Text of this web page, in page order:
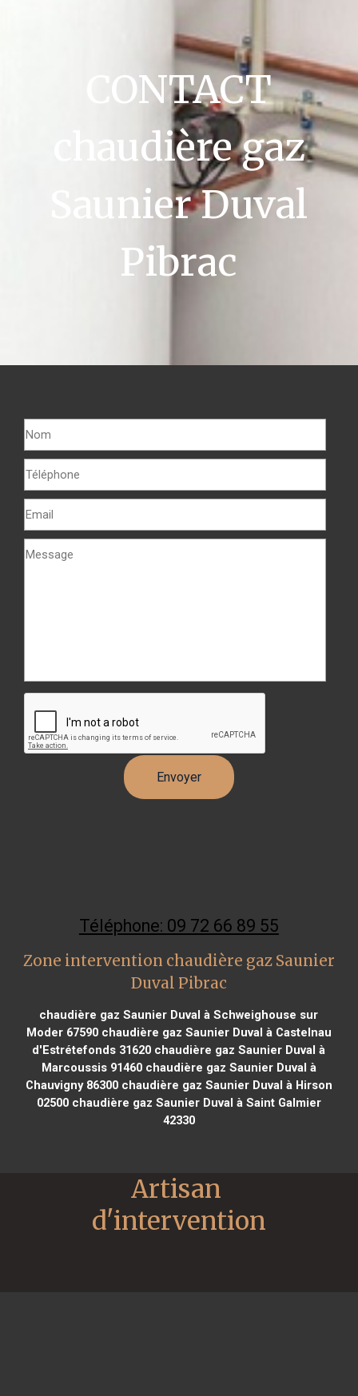
CONTACT
chaudière gaz
Saunier Duval
Pibrac
Téléphone: 09 72 66 89 55
Zone intervention chaudière gaz Saunier
Duval Pibrac
chaudière gaz Saunier Duval à Schweighouse sur
Moder 67590chaudière gaz Saunier Duval à Castelnau
d'Estrétefonds 31620 chaudière gaz Saunier Duval à
Marcoussis 91460chaudière gaz Saunier Duval à
Chauvigny 86300chaudière gaz Saunier Duval à Hirson
02500chaudière gaz Saunier Duval à Saint Galmier
42330
Artisan
d'intervention